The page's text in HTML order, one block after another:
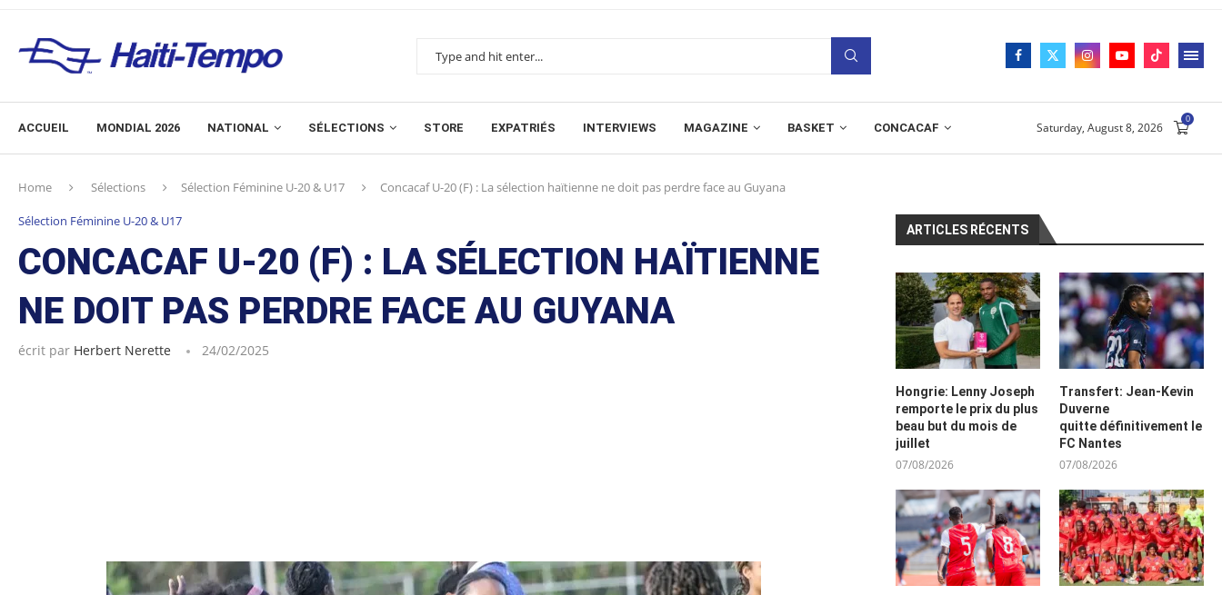
ACCUEIL MONDIAL 2026 NATIONAL SÉLECTIONS STORE EXPATRIÉS INTERVIEWS MAGAZINE BASKET CONCACAF Saturday, August 8, 2026
0
Home Sélections Sélection Féminine U-20 & U17 Concacaf U-20 (F) : La sélection haïtienne ne doit pas perdre face au Guyana
Sélection Féminine U-20 & U17
CONCACAF U-20 (F) : LA SÉLECTION HAÏTIENNE
NE DOIT PAS PERDRE FACE AU GUYANA
écrit par Herbert Nerette 24/02/2025
ARTICLES RÉCENTS
Hongrie: Lenny Joseph
remporte le prix du plus
beau but du mois de
juillet
07/08/2026
Transfert: Jean-Kevin
Duverne
quitte définitivement le
FC Nantes
07/08/2026